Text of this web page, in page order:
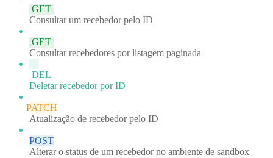
GET
Consultar um recebedor pelo ID
GET
Consultar recebedores por listagem paginada
DEL
Deletar recebedor por ID
PATCH
Atualização de recebedor pelo ID
POST
Alterar o status de um recebedor no ambiente de sandbox